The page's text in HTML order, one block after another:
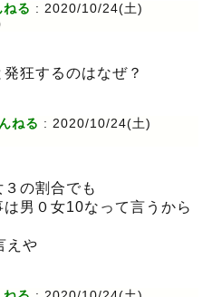
る : 2020/10/24(土)
狂するのはなぜ？
ねる : 2020/10/24(土)
の割合でも
男０女10なって言うから
えや